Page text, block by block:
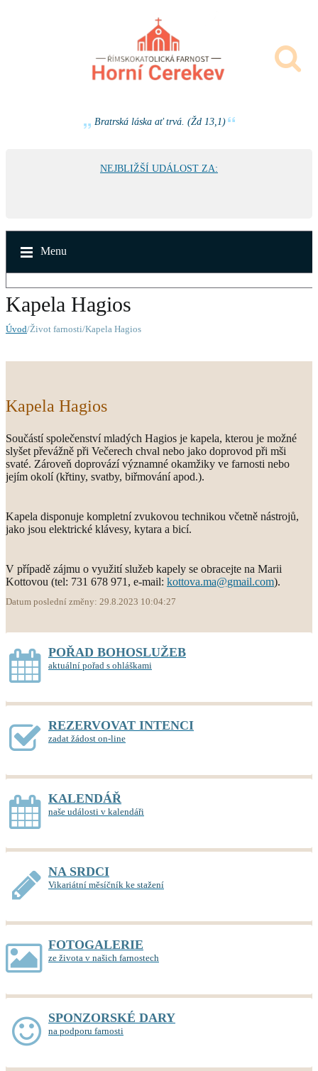
Bratrská láska ať trvá. (Žd 13,1)
NEJBLIŽŠÍ UDÁLOST ZA:
Menu
Kapela Hagios
Úvod/Život farnosti/Kapela Hagios
Kapela Hagios
Součástí společenství mladých Hagios je kapela, kterou je možné
slyšet převážně při Večerech chval nebo jako doprovod při mši
svaté. Zároveň doprovází významné okamžiky ve farnosti nebo
jejím okolí (křtiny, svatby, biřmování apod.).
Kapela disponuje kompletní zvukovou technikou včetně nástrojů,
jako jsou elektrické klávesy, kytara a bicí.
V případě zájmu o využití služeb kapely se obracejte na Marii
Kottovou (tel: 731 678 971, e-mail: kottova.ma@gmail.com).
Datum poslední změny: 29.8.2023 10:04:27
POŘAD BOHOSLUŽEB
aktuální pořad s ohláškami
REZERVOVAT INTENCI
zadat žádost on-line
KALENDÁŘ
naše události v kalendáři
NA SRDCI
Vikariátní měsíčník ke stažení
FOTOGALERIE
ze života v našich farnostech
SPONZORSKÉ DARY
na podporu farnosti